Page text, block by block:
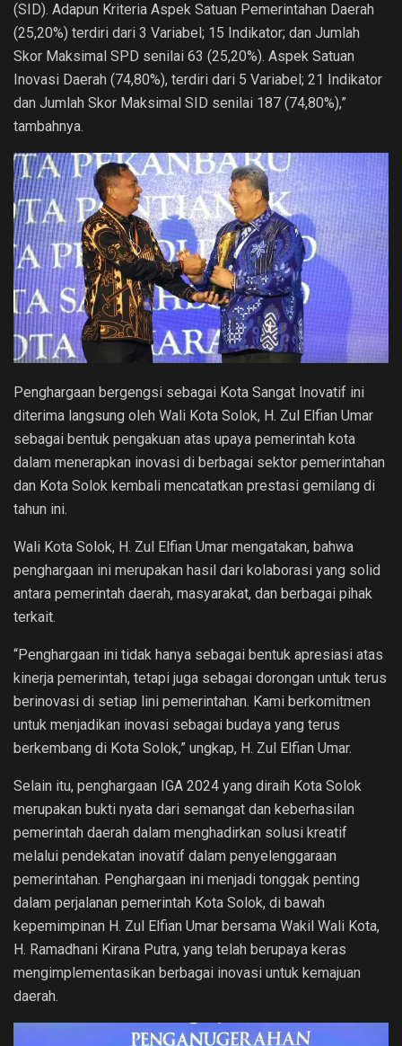
(SID). Adapun Kriteria Aspek Satuan Pemerintahan Daerah
(25,20%) terdiri dari 3 Variabel; 15 Indikator; dan Jumlah
Skor Maksimal SPD senilai 63 (25,20%). Aspek Satuan
Inovasi Daerah (74,80%), terdiri dari 5 Variabel; 21 Indikator
dan Jumlah Skor Maksimal SID senilai 187 (74,80%),”
tambahnya.
Penghargaan bergengsi sebagai Kota Sangat Inovatif ini
diterima langsung oleh Wali Kota Solok, H. Zul Elfian Umar
sebagai bentuk pengakuan atas upaya pemerintah kota
dalam menerapkan inovasi di berbagai sektor pemerintahan
dan Kota Solok kembali mencatatkan prestasi gemilang di
tahun ini.
Wali Kota Solok, H. Zul Elfian Umar mengatakan, bahwa
penghargaan ini merupakan hasil dari kolaborasi yang solid
antara pemerintah daerah, masyarakat, dan berbagai pihak
terkait.
“Penghargaan ini tidak hanya sebagai bentuk apresiasi atas
kinerja pemerintah, tetapi juga sebagai dorongan untuk terus
berinovasi di setiap lini pemerintahan. Kami berkomitmen
untuk menjadikan inovasi sebagai budaya yang terus
berkembang di Kota Solok,” ungkap, H. Zul Elfian Umar.
Selain itu, penghargaan IGA 2024 yang diraih Kota Solok
merupakan bukti nyata dari semangat dan keberhasilan
pemerintah daerah dalam menghadirkan solusi kreatif
melalui pendekatan inovatif dalam penyelenggaraan
pemerintahan. Penghargaan ini menjadi tonggak penting
dalam perjalanan pemerintah Kota Solok, di bawah
kepemimpinan H. Zul Elfian Umar bersama Wakil Wali Kota,
H. Ramadhani Kirana Putra, yang telah berupaya keras
mengimplementasikan berbagai inovasi untuk kemajuan
daerah.